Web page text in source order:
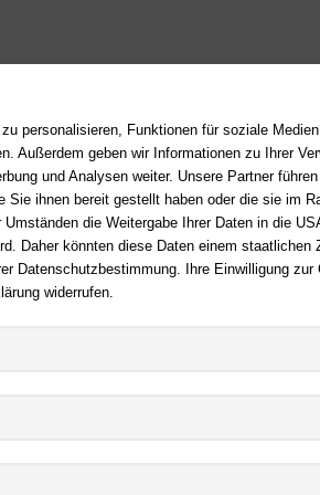
personalisieren, Funktionen für soziale
Außerdem geben wir Informationen zu Ihrer
und Analysen weiter. Unsere Partner
ihnen bereit gestellt haben oder die sie im
die Weitergabe Ihrer Daten in die
Daher könnten diese Daten einem staatlichen
Datenschutzbestimmung. Ihre Einwilligung zur
widerrufen.
Einkauf
FOLGEN SIE